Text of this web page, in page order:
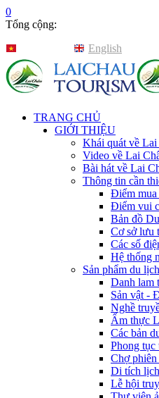
0
Tổng cộng:
English
TRANG CHỦ
GIỚI THIỆU
Khái quát về Lai
Video về Lai
Bài hát về Lai
Thông tin cần
Điểm mua
Điểm vui
Bản đồ
Cơ sở lưu
Các số
Hệ thống
Sản phẩm du lịch
Danh lam
Sản vật -
Nghề
Ẩm thực
Các bản
Phong tục
Chợ
Di tích
Lễ hội